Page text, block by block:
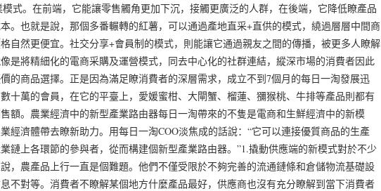
模式。在前端，它能讓零售觸角更加下沉，接觸更廣泛的人群，在後端，它降低瞭產品
。也就是說，那個多番輾轉的紅薯，可以通過產地直采+直供的模式，繞過層層中間商
自然更便宜。社交分享+會員制的模式，則能讓它通過親友之間的傳播，被更多人瞭解
是將精細化的電商采購及運營模式，同去中心化的社群連結，縱深市場的消費者因此
的商品選擇。正是因為滿足瞭消費者的深層需求，成立不到7個月的每日一淘發展迅
十萬的會員，在它的平臺上，愛媛蜜柑、大閘蟹、榴蓮、獼猴桃、牛排等產品則都有
額。農業經濟中的新型產業路由器每日一淘帶來的不隻是電商和生鮮經濟中的新模
經濟體帶去瞭新助力。用每日一淘COO淡焦成的話說：“它可以連接優質商品的生產
鏈上各環節的參與者，從而構建個新型產業路由器。”1.撬動供應端的新模式對於不少
，農產品上行一直是個難題。他們不僅受限於不夠完善的流通鏈條和倉儲物流基礎設
不對等。消費者不瞭解某個地方什麼產品最好，供應商也沒有充分瞭解到當下消費者